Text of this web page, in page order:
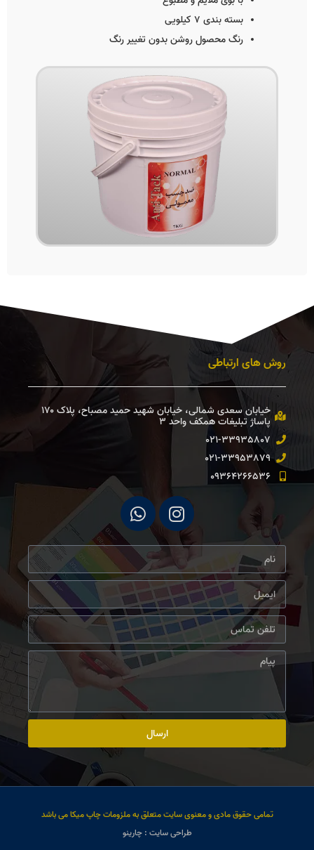
بسته بندی 7 کیلویی
رنگ محصول روشن بدون تغییر رنگ
روش های ارتباطی
خیابان سعدی شمالی، خیابان شهید حمید مصباح، پلاک ۱۷۰
پاساژ تبلیغات همكف واحد ۳ ​
021-33935807
021-33953879
09364266536
ارسال
تمامی حقوق مادی و معنوی سایت متعلق به ملزومات چاپ میکا می باشد
طراحی سایت : چارینو